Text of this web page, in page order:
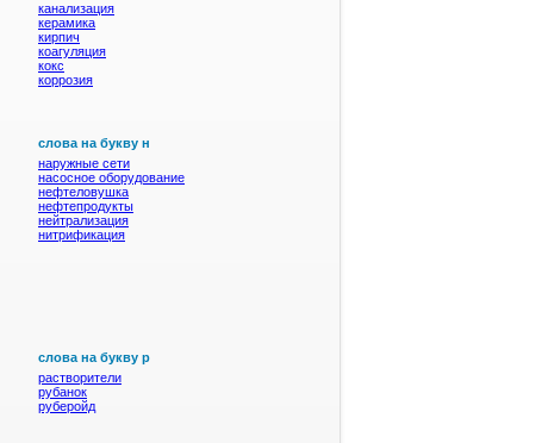
канализация
керамика
кирпич
коагуляция
кокс
коррозия
слова на букву н
наружные сети
насосное оборудование
нефтеловушка
нефтепродукты
нейтрализация
нитрификация
слова на букву р
растворители
рубанок
руберойд